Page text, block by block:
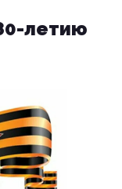
летию